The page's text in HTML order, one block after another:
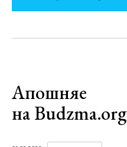
Апошняе
на Budzma.org